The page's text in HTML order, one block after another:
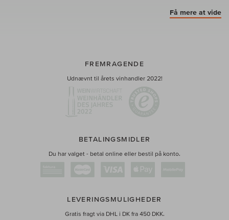
Få mere at vide
FREMRAGENDE
Udnævnt til årets vinhandler 2022!
BETALINGSMIDLER
Du har valget - betal online eller bestil på konto.
LEVERINGSMULIGHEDER
Gratis fragt via DHL i DK fra 450 DKK.